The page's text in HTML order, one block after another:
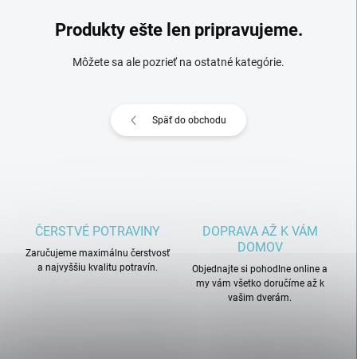
Produkty ešte len pripravujeme.
Môžete sa ale pozrieť na ostatné kategórie.
Späť do obchodu
ČERSTVÉ POTRAVINY
Zaručujeme maximálnu čerstvosť
a najvyššiu kvalitu potravín.
DOPRAVA AŽ K VÁM
DOMOV
Objednajte si pohodlne online a
my vám všetko doručíme až k
vašim dverám.